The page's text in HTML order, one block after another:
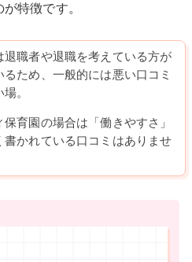
特徴です。
退職者や退職を考えている方が
るため、一般的には悪い口コミ
。
保育園の場合は「働きやすさ」
書かれている口コミはありませ